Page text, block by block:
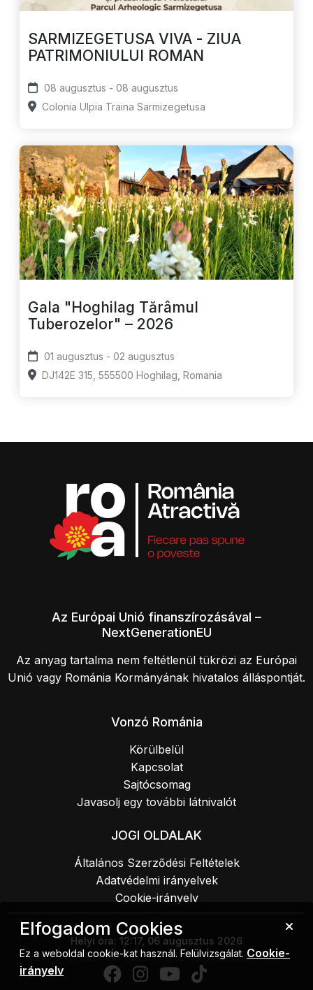
SARMIZEGETUSA VIVA - ZIUA
PATRIMONIULUI ROMAN
08 augusztus - 08 augusztus
Colonia Ulpia Traina Sarmizegetusa
Gala "Hoghilag Tărâmul
Tuberozelor" – 2026
01 augusztus - 02 augusztus
DJ142E 315, 555500 Hoghilag, Romania
Az Európai Unió finanszírozásával –
NextGenerationEU
Az anyag tartalma nem feltétlenül tükrözi az Európai
Unió vagy Románia Kormányának hivatalos álláspontját.
Vonzó Románia
Körülbelül
Kapcsolat
Sajtócsomag
Javasolj egy további látnivalót
JOGI OLDALAK
Általános Szerződési Feltételek
Adatvédelmi irányelvek
Cookie-irányelv
Helyi óra: 12:18, 06 augusztus 2026
Elfogadom Cookies
Ez a weboldal cookie-kat használ. Felülvizsgálat. Cookie-
irányelv